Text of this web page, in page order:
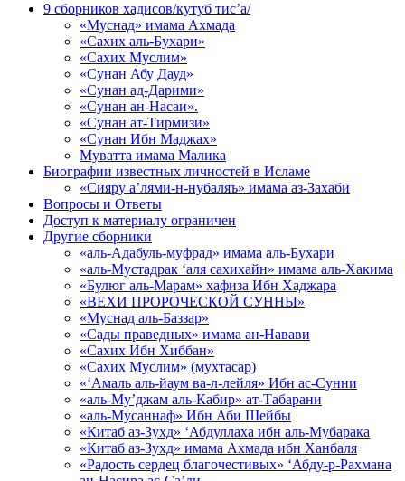
9 сборников хадисов/кутуб тис’а/
«Муснад» имама Ахмада
«Сахих аль-Бухари»
«Сахих Муслим»
«Сунан Абу Дауд»
«Сунан ад-Дарими»
«Сунан ан-Насаи».
«Сунан ат-Тирмизи»
«Сунан Ибн Маджах»
Муватта имама Малика
Биографии известных личностей в Исламе
«Сияру а’лями-н-нубаляъ» имама аз-Захаби
Вопросы и Ответы
Доступ к материалу ограничен
Другие сборники
«аль-Адабуль-муфрад» имама аль-Бухари
«аль-Мустадрак ‘аля сахихайн» имама аль-Хакима
«Булюг аль-Марам» хафиза Ибн Хаджара
«ВЕХИ ПРОРОЧЕСКОЙ СУННЫ»
«Муснад аль-Баззар»
«Сады праведных» имама ан-Навави
«Сахих Ибн Хиббан»
«Сахих Муслим» (мухтасар)
«‘Амаль аль-йаум ва-л-лейля» Ибн ас-Сунни
«аль-Му’джам аль-Кабир» ат-Табарани
«аль-Мусаннаф» Ибн Аби Шейбы
«Китаб аз-Зухд» ‘Абдуллаха ибн аль-Мубарака
«Китаб аз-Зухд» имама Ахмада ибн Ханбаля
«Радость сердец благочестивых» ‘Абду-р-Рахмана